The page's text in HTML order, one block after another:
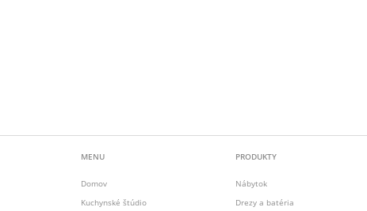
MENU
Domov
Kuchynské štúdio
PRODUKTY
Nábytok
Drezy a batéria